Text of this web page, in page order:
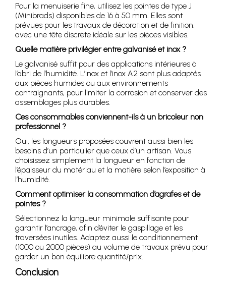
Pour la menuiserie fine, utilisez les pointes de type J
(Minibrads) disponibles de 16 à 50 mm. Elles sont
prévues pour les travaux de décoration et de finition,
avec une tête discrète idéale sur les pièces visibles.
Quelle matière privilégier entre galvanisé et inox ?
Le galvanisé suffit pour des applications intérieures à
l’abri de l’humidité. L’inox et l’inox A2 sont plus adaptés
aux pièces humides ou aux environnements
contraignants, pour limiter la corrosion et conserver des
assemblages plus durables.
Ces consommables conviennent-ils à un bricoleur non
professionnel ?
Oui, les longueurs proposées couvrent aussi bien les
besoins d’un particulier que ceux d’un artisan. Vous
choisissez simplement la longueur en fonction de
l’épaisseur du matériau et la matière selon l’exposition à
l’humidité.
Comment optimiser la consommation d’agrafes et de
pointes ?
Sélectionnez la longueur minimale suffisante pour
garantir l’ancrage, afin d’éviter le gaspillage et les
traversées inutiles. Adaptez aussi le conditionnement
(1000 ou 2000 pièces) au volume de travaux prévu pour
garder un bon équilibre quantité/prix.
Conclusion